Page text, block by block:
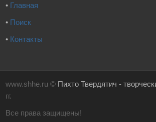
• Главная
• Поиск
• Контакты
www.shhe.ru © Пихто Твердятич -
гг.
Все права защищены!